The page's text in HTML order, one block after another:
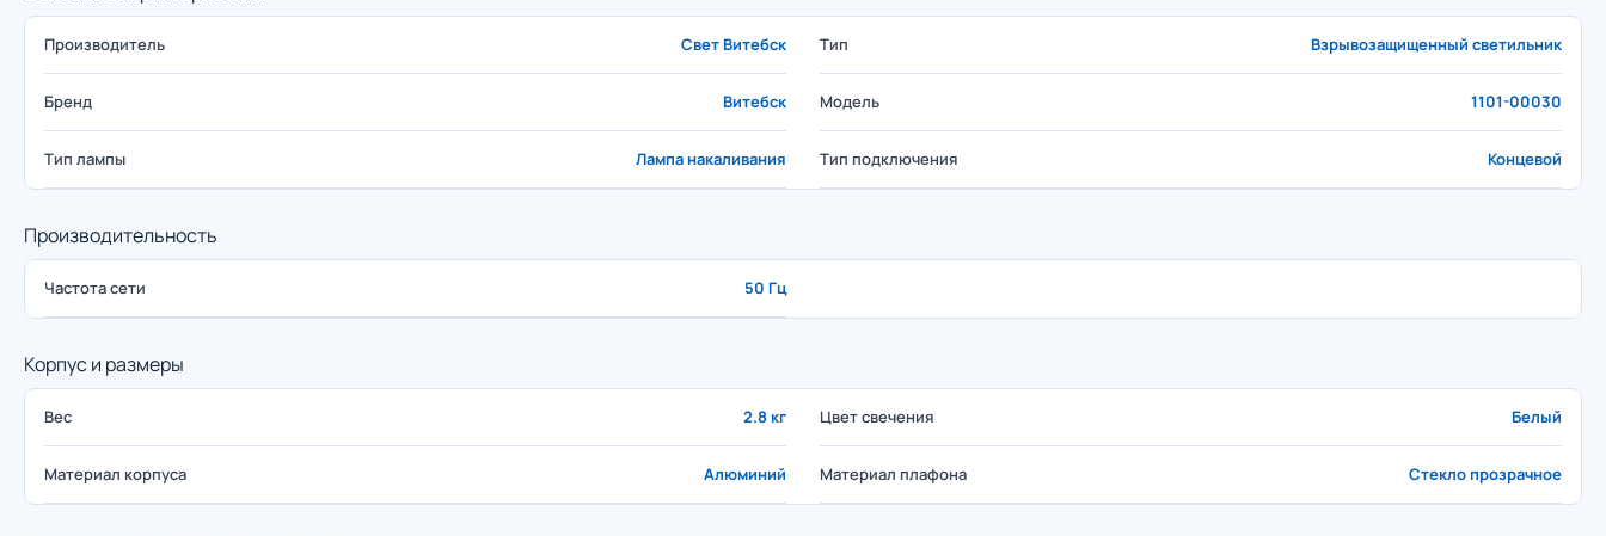
Производитель Свет Витебск Тип Взрывозащищенный светильник
Бренд Витебск Модель 1101-00030
Тип лампы Лампа накаливания Тип подключения Концевой
Производительность
Частота сети 50 Гц
Корпус и размеры
Вес 2.8 кг Цвет свечения Белый
Материал корпуса Алюминий Материал плафона Стекло прозрачное